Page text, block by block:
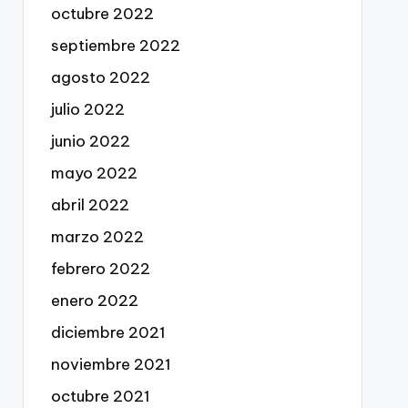
octubre 2022
septiembre 2022
agosto 2022
julio 2022
junio 2022
mayo 2022
abril 2022
marzo 2022
febrero 2022
enero 2022
diciembre 2021
noviembre 2021
octubre 2021